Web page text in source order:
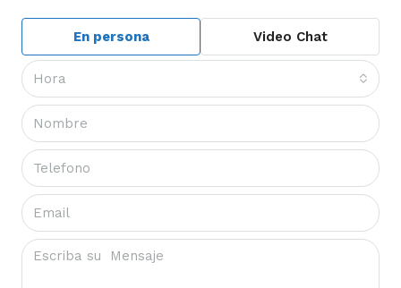
En persona Video Chat
Hora